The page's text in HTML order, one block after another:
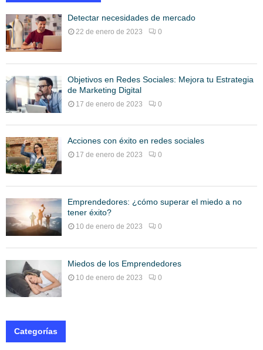
Detectar necesidades de mercado
22 de enero de 2023 0
Objetivos en Redes Sociales: Mejora tu Estrategia
de Marketing Digital
17 de enero de 2023 0
Acciones con éxito en redes sociales
17 de enero de 2023 0
Emprendedores: ¿cómo superar el miedo a no
tener éxito?
10 de enero de 2023 0
Miedos de los Emprendedores
10 de enero de 2023 0
Categorías